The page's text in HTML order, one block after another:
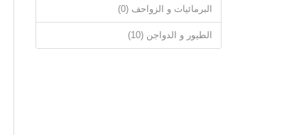
البرمائيات و الزواحف (0)
الطيور و الدواجن (10)